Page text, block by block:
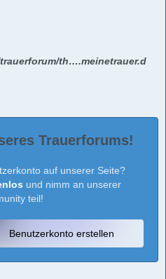
th….meinetrauer.d
Trauerforums!
auf unserer Seite?
und nimm an unserer
teil!
Benutzerkonto erstellen